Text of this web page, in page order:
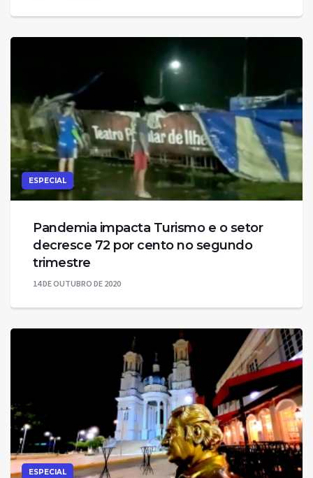
ESPECIAL
Pandemia impacta Turismo e o setor
decresce 72 por cento no segundo
trimestre
14 DE OUTUBRO DE 2020
ESPECIAL